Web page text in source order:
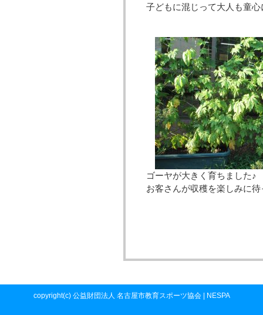
子どもに混じって大人も童
ゴーヤが大きく育ちました♪
お客さんが収穫を楽しみ
copyright(c) 公益財団法人 名古屋市教育スポーツ協会 | NESPA